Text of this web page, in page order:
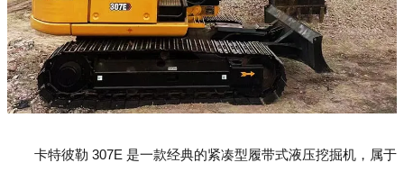
卡特彼勒 307E 是一款经典的紧凑型履带式液压挖掘机，属于